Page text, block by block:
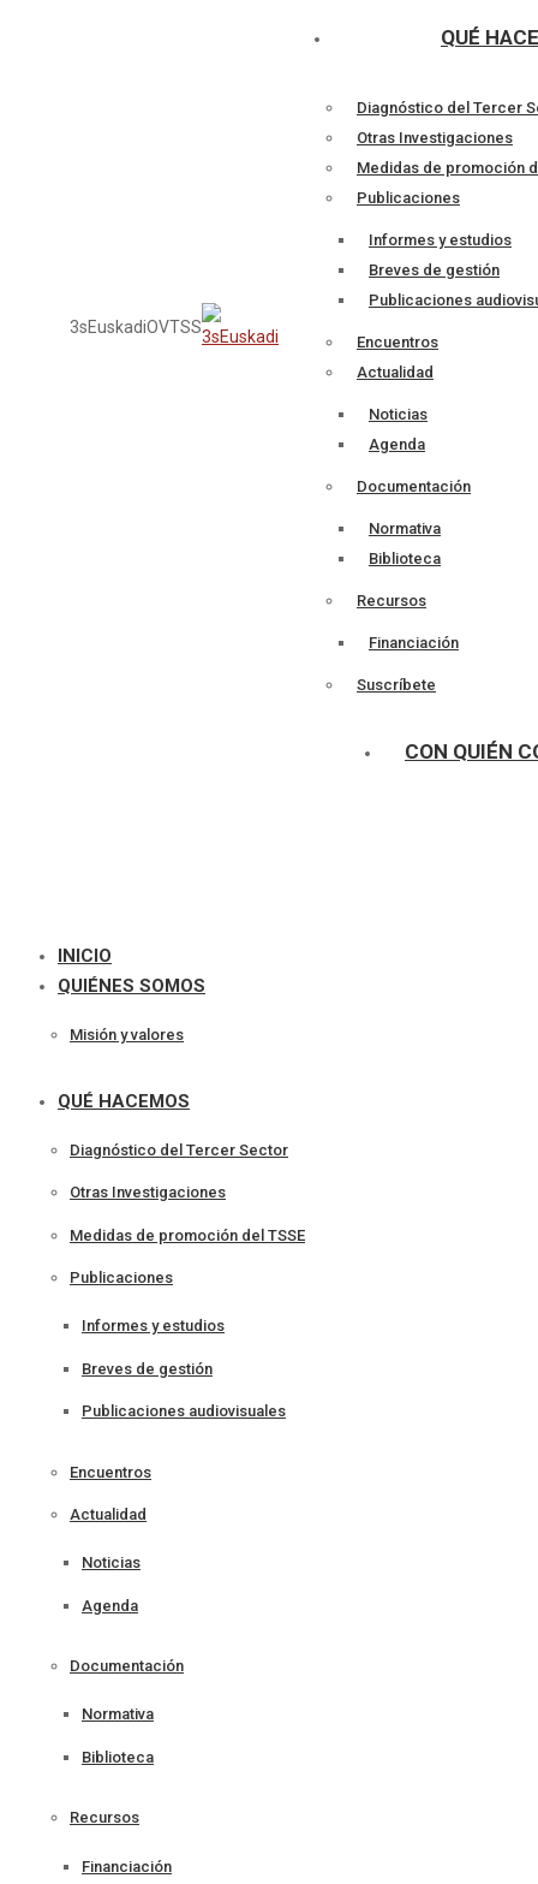
3sEuskadiOVTSS
QUÉ
Diagnóstico del Tercer
Otras Investigaciones
Medidas de promoción
Publicaciones
Informes y estudios
Breves de gestión
Publicaciones
Encuentros
Actualidad
Noticias
Agenda
Documentación
Normativa
Biblioteca
Recursos
Financiación
Suscríbete
CON QUIÉN
INICIO
QUIÉNES SOMOS
Misión y valores
QUÉ HACEMOS
Diagnóstico del Tercer Sector
Otras Investigaciones
Medidas de promoción del TSSE
Publicaciones
Informes y estudios
Breves de gestión
Publicaciones audiovisuales
Encuentros
Actualidad
Noticias
Agenda
Documentación
Normativa
Biblioteca
Recursos
Financiación